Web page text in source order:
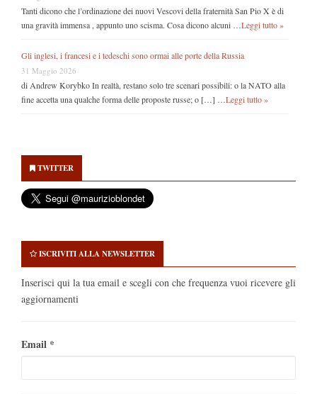
Tanti dicono che l’ordinazione dei nuovi Vescovi della fraternità San Pio X è di
una gravità immensa , appunto uno scisma. Cosa dicono alcuni …Leggi tutto »
Gli inglesi, i francesi e i tedeschi sono ormai alle porte della Russia
31 Maggio 2026
di Andrew Korybko In realtà, restano solo tre scenari possibili: o la NATO alla
fine accetta una qualche forma delle proposte russe; o […] …Leggi tutto »
Sidebar
TWITTER
ISCRIVITI ALLA NEWSLETTER
Inserisci qui la tua email e scegli con che frequenza vuoi ricevere gli
aggiornamenti
Email *